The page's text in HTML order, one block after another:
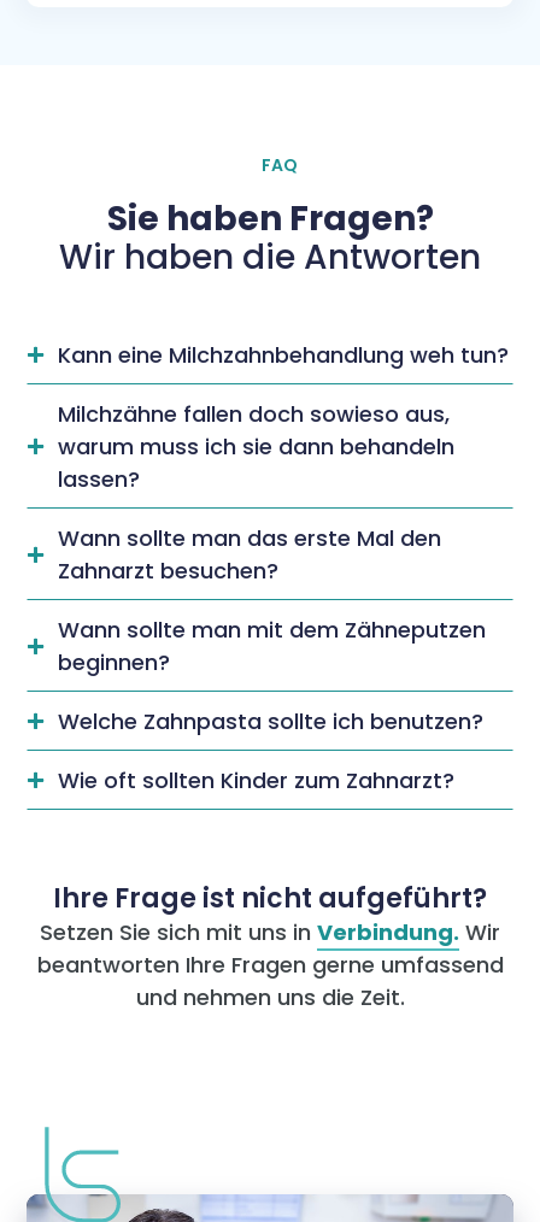
FAQ
Sie haben Fragen?
Wir haben die Antworten
 Kann eine Milchzahnbehandlung weh tun?

Milchzähne fallen doch sowieso aus,
warum muss ich sie dann behandeln
lassen?

Wann sollte man das erste Mal den
Zahnarzt besuchen?

Wann sollte man mit dem Zähneputzen
beginnen?
 Welche Zahnpasta sollte ich benutzen?
 Wie oft sollten Kinder zum Zahnarzt?
Ihre Frage ist nicht aufgeführt?
Setzen Sie sich mit uns in Verbindung. Wir
beantworten Ihre Fragen gerne umfassend
und nehmen uns die Zeit.